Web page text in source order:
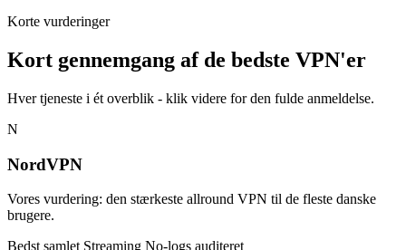
Korte vurderinger
Kort gennemgang af de bedste VPN'er
Hver tjeneste i ét overblik - klik videre for den fulde anmeldelse.
N
NordVPN
Vores vurdering: den stærkeste allround VPN til de fleste danske
brugere.
Bedst samlet Streaming No-logs auditeret